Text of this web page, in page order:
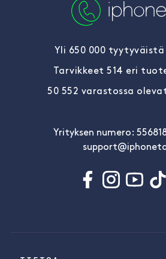
Yli 650 000
Tarvikkeet 514 eri
50 552 varastossa
Yrityksen numero: